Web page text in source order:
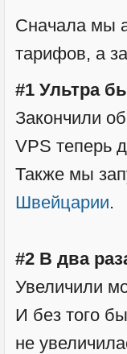
Сначала мы
тарифов, а
#1 Ультра
Закончили
VPS теперь
Также мы
Швейцарии.
#2 В два
Увеличили
И без того
не